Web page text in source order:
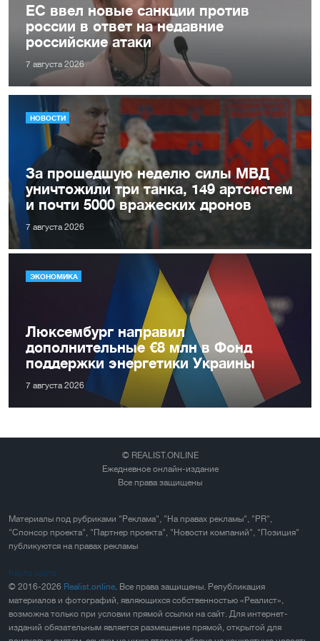
ЕС ввел новые санкции против
россии в ответ на недавние
российские атаки
7 августа 2026
НОВОСТИ
За прошедшую неделю силы МВД
уничтожили три танка, 149 артсистем
и почти 5000 вражеских дронов
7 августа 2026
ЭКОНОМИКА
Люксембург направил
дополнительные €8 млн в Фонд
поддержки энергетики Украины
7 августа 2026
© REALIST.ONLINE
Ежедневное онлайн-издание
Все права защищены
Материалы под рубриками "Реклама", "На правах рекламы", "PR",
"Спонсор проекта", "Партнер проекта", "Новости компаний", "Позиция"
публикуются на правах рекламы
Карта сайта
© 2016-2026 Realist.online . Все права защищены. Републикация
материалов и фотографий, являющихся собственностью «Реалист»,
возможна только при условии прямой ссылки на сайт. Для интернет-
изданий обязательным является размещение прямой, открытой для